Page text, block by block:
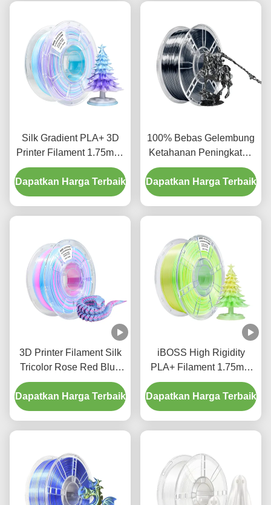
Silk Gradient PLA+ 3D
Printer Filament 1.75mm,
Gradient Putih Ungu Biru
1kg Spool Tri Color 3D
Printing Filament
Dapatkan Harga Terbaik
100% Bebas Gelembung
Ketahanan Peningkatan
Sutra Besi Hitam PLA
Filament Untuk
Pencetakan 3D
Dapatkan Harga Terbaik
3D Printer Filament Silk
Tricolor Rose Red Blue
White 1000g Keakuratan
Dimensi +/- 0.02mm
Dapatkan Harga Terbaik
iBOSS High Rigidity
PLA+ Filament 1.75mm
Gradient Yellow Green
White 3D Printing
Filament
Dapatkan Harga Terbaik